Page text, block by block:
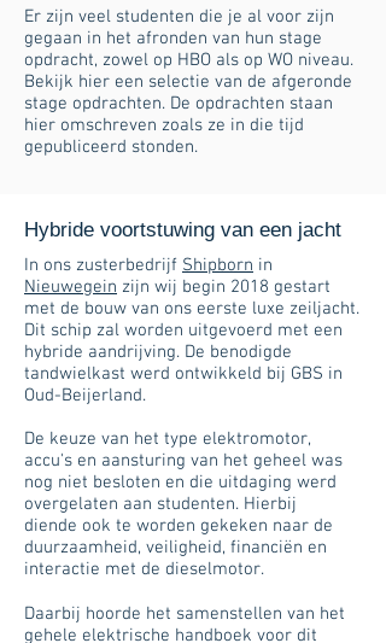
Er zijn veel studenten die je al voor zijn
gegaan in het afronden van hun stage
opdracht, zowel op HBO als op WO niveau.
Bekijk hier een selectie van de afgeronde
stage opdrachten. De opdrachten staan
hier omschreven zoals ze in die tijd
gepubliceerd stonden.
Hybride voortstuwing van een jacht
In ons zusterbedrijf Shipborn in
Nieuwegein zijn wij begin 2018 gestart
met de bouw van ons eerste luxe zeiljacht.
Dit schip zal worden uitgevoerd met een
hybride aandrijving. De benodigde
tandwielkast werd ontwikkeld bij GBS in
Oud-Beijerland.
De keuze van het type elektromotor,
accu's en aansturing van het geheel was
nog niet besloten en die uitdaging werd
overgelaten aan studenten. Hierbij
diende ook te worden gekeken naar de
duurzaamheid, veiligheid, financiën en
interactie met de dieselmotor.
Daarbij hoorde het samenstellen van het
gehele elektrische handboek voor dit